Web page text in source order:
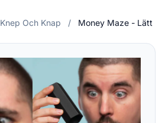
Knep Och Knap / Money Maze - Lätt